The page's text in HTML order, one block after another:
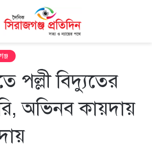
পল্লী বিদ্যুতের
অভিনব কায়দায়